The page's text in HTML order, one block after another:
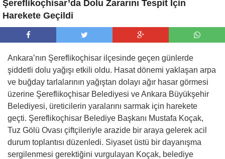
Şereflikoçhisar’da Dolu Zararını Tespit İçin
Harekete Geçildi
Ankara’nın Şereflikoçhisar ilçesinde geçen günlerde
şiddetli dolu yağışı etkili oldu. Hasat dönemi yaklaşan arpa
ve buğday tarlalarının yağıştan dolayı ağır hasar görmesi
üzerine Şereflikoçhisar Belediyesi ve Ankara Büyükşehir
Belediyesi, üreticilerin yaralarını sarmak için harekete
geçti. Şereflikoçhisar Belediye Başkanı Mustafa Koçak,
Tuz Gölü Ovası çiftçileriyle arazide bir araya gelerek acil
durum toplantısı düzenledi. Siyaset üstü bir dayanışma
sergilenmesi gerektiğini vurgulayan Koçak, belediye